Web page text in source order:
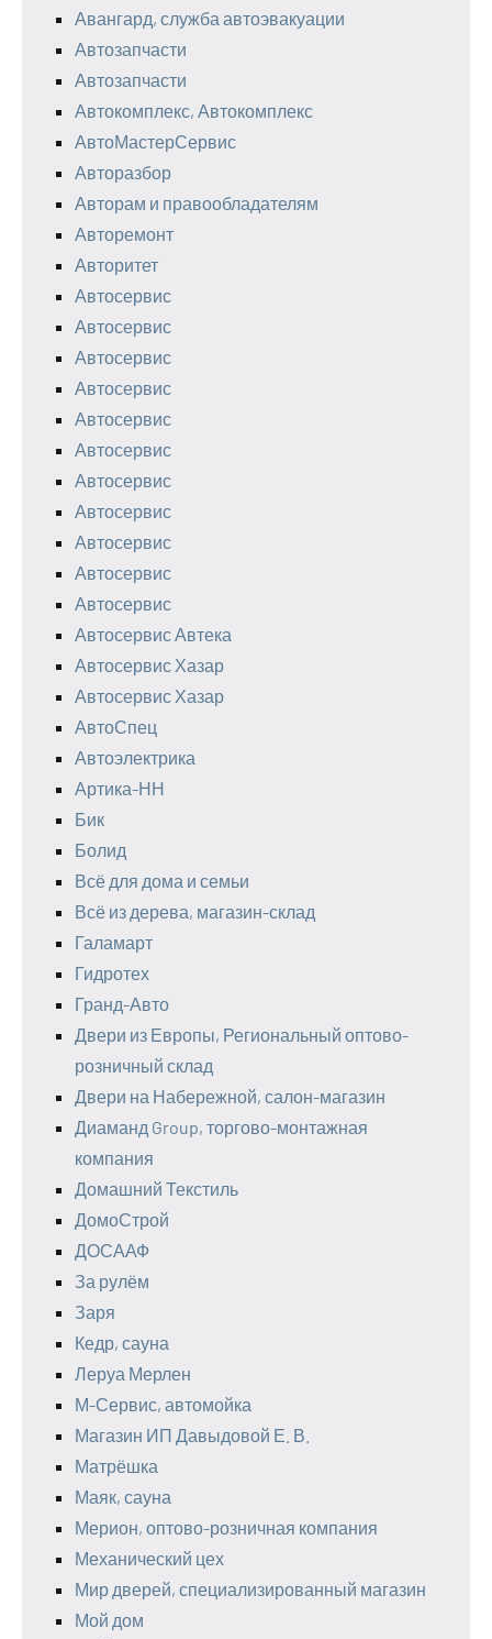
Авангард, служба автоэвакуации
Автозапчасти
Автозапчасти
Автокомплекс, Автокомплекс
АвтоМастерСервис
Авторазбор
Авторам и правообладателям
Авторемонт
Авторитет
Автосервис
Автосервис
Автосервис
Автосервис
Автосервис
Автосервис
Автосервис
Автосервис
Автосервис
Автосервис
Автосервис
Автосервис Автека
Автосервис Хазар
Автосервис Хазар
АвтоСпец
Автоэлектрика
Артика-НН
Бик
Болид
Всё для дома и семьи
Всё из дерева, магазин-склад
Галамарт
Гидротех
Гранд-Авто
Двери из Европы, Региональный оптово-
розничный склад
Двери на Набережной, салон-магазин
Диаманд Group, торгово-монтажная
компания
Домашний Текстиль
ДомоСтрой
ДОСААФ
За рулём
Заря
Кедр, сауна
Леруа Мерлен
М-Сервис, автомойка
Магазин ИП Давыдовой Е. В.
Матрёшка
Маяк, сауна
Мерион, оптово-розничная компания
Механический цех
Мир дверей, специализированный магазин
Мой дом